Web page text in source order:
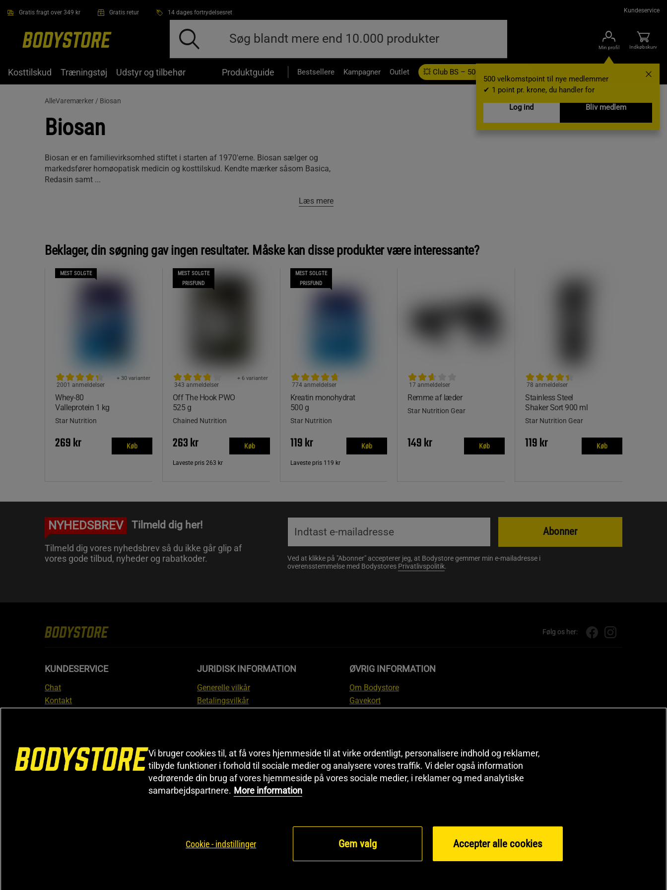
Gratis fragt over 349 kr Gratis retur 14 dages fortrydelsesret Kundeservice
Min profil
500 velkomstpoint til nye medlemmer
✔ 1 point pr. krone, du handler for
Log ind
Bliv medlem
Indkøbskurv
Kosttilskud Træningstøj Udstyr og tilbehør Produktguide Bestsellere Kampagner Outlet 💥 Club BS – 500 velkomstpoint Gavekort
AlleVaremærker / Biosan
Biosan
Biosan er en familievirksomhed stiftet i starten af 1970'erne. Biosan sælger og
markedsfører homøopatisk medicin og kosttilskud. Kendte mærker såsom Basica,
Redasin samt ...
Læs mere
Beklager, din søgning gav ingen resultater. Måske kan disse produkter være interessante?
MEST SOLGTE
Whey-80
Valleprotein 1 kg
+ 30 varianter
2001 anmeldelser
Star Nutrition
269 kr Køb
MEST SOLGTE
PRISFUND
Off The Hook PWO
525 g
+ 6 varianter
343 anmeldelser
Chained Nutrition
263 kr Køb
Laveste pris 263 kr
MEST SOLGTE
PRISFUND
Kreatin monohydrat
500 g
774 anmeldelser
Star Nutrition
119 kr Køb
Laveste pris 119 kr
Remme af læder
17 anmeldelser
Star Nutrition Gear
149 kr Køb
Stainless Steel
Shaker Sort 900 ml
78 anmeldelser
Star Nutrition Gear
119 kr Køb
NYHEDSBREV Tilmeld dig her!
Tilmeld dig vores nyhedsbrev så du ikke går glip af
vores gode tilbud, nyheder og rabatkoder.
Ved at klikke på "Abonner" accepterer jeg, at Bodystore gemmer min e-mailadresse i
overensstemmelse med Bodystores Privatlivspolitik.
Abonner
Følg os her:
KUNDESERVICE
Chat
Kontakt
FAQ
JURIDISK INFORMATION
Generelle vilkår
Betalingsvilkår
Prisgaranti
Information om fortrydelsesret og
reklamationer
Cookieindstillinger
ØVRIG INFORMATION
Om Bodystore
Gavekort
Sitemap
Black Friday
Artikler & Øvelser
Vi bruger cookies til, at få vores hjemmeside til at virke ordentligt, personalisere indhold og reklamer,
tilbyde funktioner i forhold til sociale medier og analysere vores traffik. Vi deler også information
vedrørende din brug af vores hjemmeside på vores sociale medier, i reklamer og med analytiske
samarbejdspartnere. More information
Cookie - indstillinger Gem valg Accepter alle cookies